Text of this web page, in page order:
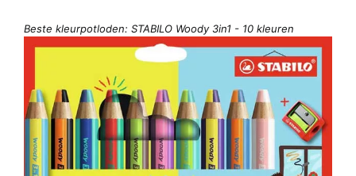
Beste kleurpotloden: STABILO Woody 3in1 - 10 kleuren